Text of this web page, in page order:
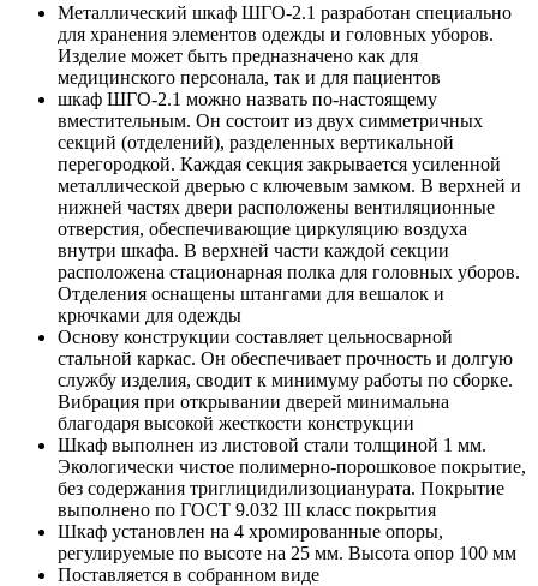
Металлический шкаф ШГО-2.1 разработан специально
для хранения элементов одежды и головных уборов.
Изделие может быть предназначено как для
медицинского персонала, так и для пациентов
шкаф ШГО-2.1 можно назвать по-настоящему
вместительным. Он состоит из двух симметричных
секций (отделений), разделенных вертикальной
перегородкой. Каждая секция закрывается усиленной
металлической дверью с ключевым замком. В верхней и
нижней частях двери расположены вентиляционные
отверстия, обеспечивающие циркуляцию воздуха
внутри шкафа. В верхней части каждой секции
расположена стационарная полка для головных уборов.
Отделения оснащены штангами для вешалок и
крючками для одежды
Основу конструкции составляет цельносварной
стальной каркас. Он обеспечивает прочность и долгую
службу изделия, сводит к минимуму работы по сборке.
Вибрация при открывании дверей минимальна
благодаря высокой жесткости конструкции
Шкаф выполнен из листовой стали толщиной 1 мм.
Экологически чистое полимерно-порошковое покрытие,
без содержания триглицидилизоцианурата. Покрытие
выполнено по ГОСТ 9.032 III класс покрытия
Шкаф установлен на 4 хромированные опоры,
регулируемые по высоте на 25 мм. Высота опор 100 мм
Поставляется в собранном виде